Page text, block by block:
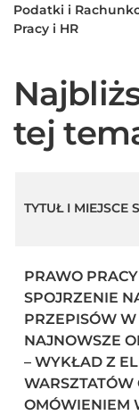
Podatki i
Pracy i HR
tej
TYTUŁ I MIEJSCE
PRAWO
SPOJRZENIE
PRZEPISÓW
NAJNOWSZE
– WYKŁAD Z
WARSZTATÓW
OMÓWIENIEM